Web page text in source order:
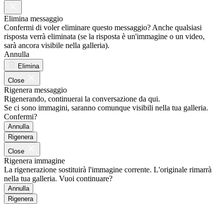
Elimina messaggio
Confermi di voler eliminare questo messaggio? Anche qualsiasi
risposta verrà eliminata (se la risposta è un'immagine o un video,
sarà ancora visibile nella galleria).
Annulla
Elimina
Close
Rigenera messaggio
Rigenerando, continuerai la conversazione da qui.
Se ci sono immagini, saranno comunque visibili nella tua galleria.
Confermi?
Annulla
Rigenera
Close
Rigenera immagine
La rigenerazione sostituirà l'immagine corrente. L'originale rimarrà
nella tua galleria. Vuoi continuare?
Annulla
Rigenera